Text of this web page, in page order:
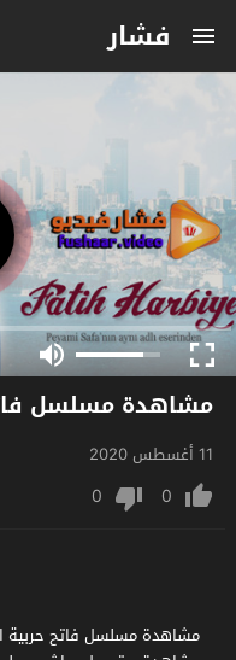
فشار
مشاهدة مسلسل فاتح
11 أغسطس 2020
0
0